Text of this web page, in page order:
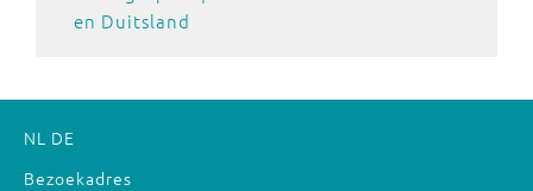
en Duitsland
NL DE
Bezoekadres